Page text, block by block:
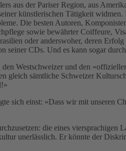
aus der Pariser Region, aus
künstlerischen Tätigkeit
Die besten Autoren,
sowie bewährter Coiffeure,
oder anderswoher, deren
seiner CDs. Und es kann sogar
Westschweizer und den
gleich sämtliche Schweizer
sich einst: «Dass wir mit unseren
die eines
unerlässlich. Er könnte der